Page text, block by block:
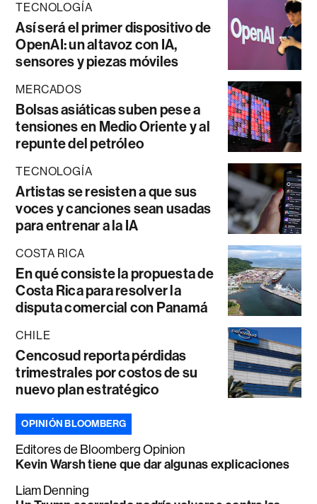
TECNOLOGÍA
Así será el primer dispositivo de
OpenAI: un altavoz con IA,
sensores y piezas móviles
MERCADOS
Bolsas asiáticas suben pese a
tensiones en Medio Oriente y al
repunte del petróleo
TECNOLOGÍA
Artistas se resisten a que sus
voces y canciones sean usadas
para entrenar a la IA
COSTA RICA
En qué consiste la propuesta de
Costa Rica para resolver la
disputa comercial con Panamá
CHILE
Cencosud reporta pérdidas
trimestrales por costos de su
nuevo plan estratégico
OPINIÓN BLOOMBERG
Editores de Bloomberg Opinion
Kevin Warsh tiene que dar algunas explicaciones
Liam Denning